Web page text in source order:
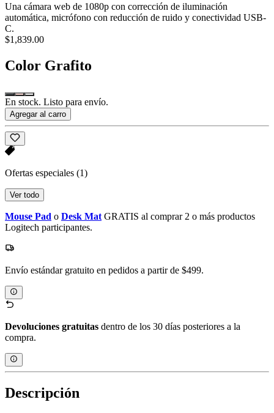
Una cámara web de 1080p con corrección de iluminación
automática, micrófono con reducción de ruido y conectividad USB-
C.
$1,839.00
Color Grafito
En stock. Listo para envío.
Agregar al carro
Ofertas especiales (1)
Ver todo
Mouse Pad o Desk Mat GRATIS al comprar 2 o más productos
Logitech participantes.
Envío estándar gratuito en pedidos a partir de $499.
Devoluciones gratuitas dentro de los 30 días posteriores a la
compra.
Descripción